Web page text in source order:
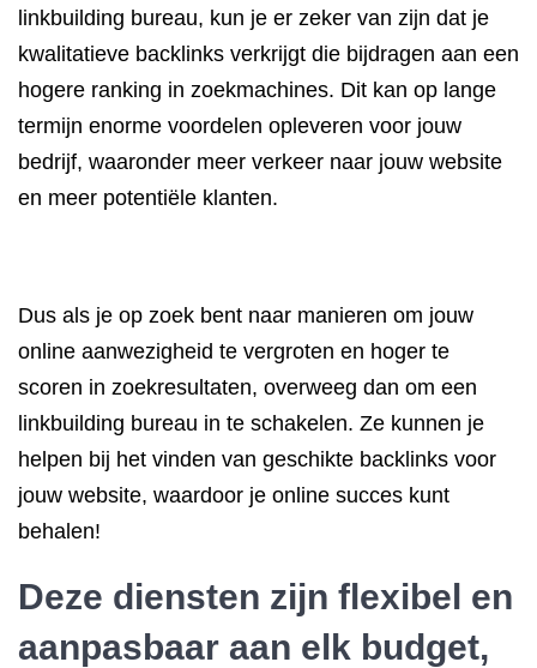
linkbuilding bureau, kun je er zeker van zijn dat je
kwalitatieve backlinks verkrijgt die bijdragen aan een
hogere ranking in zoekmachines. Dit kan op lange
termijn enorme voordelen opleveren voor jouw
bedrijf, waaronder meer verkeer naar jouw website
en meer potentiële klanten.
Dus als je op zoek bent naar manieren om jouw
online aanwezigheid te vergroten en hoger te
scoren in zoekresultaten, overweeg dan om een
linkbuilding bureau in te schakelen. Ze kunnen je
helpen bij het vinden van geschikte backlinks voor
jouw website, waardoor je online succes kunt
behalen!
Deze diensten zijn flexibel en
aanpasbaar aan elk budget,